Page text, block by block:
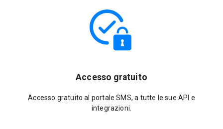
Accesso gratuito
Accesso gratuito al portale SMS, a tutte le sue API e
integrazioni.